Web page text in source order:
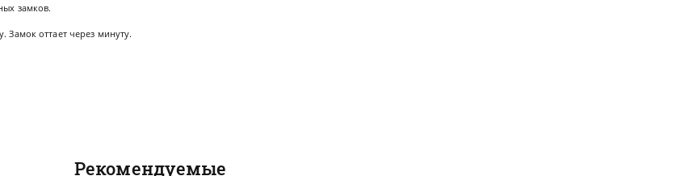
замков.
оттает через минуту.
Рекомендуемые